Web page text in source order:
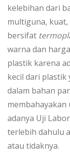
kelebihan dari
multiguna,
bersifat
warna dan
plastik karena
kecil dari
dalam bahan
adanya Uji
terlebih dahulu
atau tidaknya.